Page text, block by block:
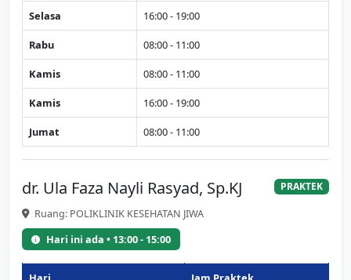
Selasa 16:00 - 19:00
Rabu 08:00 - 11:00
Kamis 08:00 - 11:00
Kamis 16:00 - 19:00
Jumat 08:00 - 11:00
dr. Ula Faza Nayli Rasyad, Sp.KJ PRAKTEK
Ruang: POLIKLINIK KESEHATAN JIWA
Hari ini ada • 13:00 - 15:00